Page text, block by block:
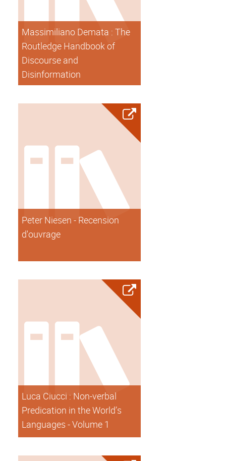
Massimiliano Demata : The
Routledge Handbook of
Discourse and
Disinformation
Peter Niesen - Recension
d'ouvrage
Luca Ciucci : Non-verbal
Predication in the World’s
Languages - Volume 1